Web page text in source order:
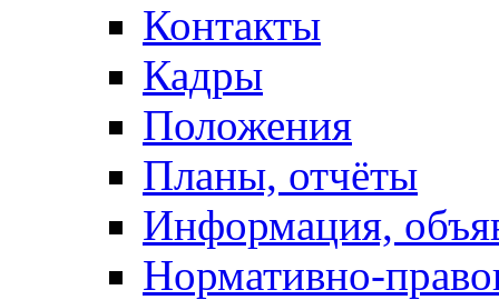
Контакты
Кадры
Положения
Планы, отчёты
Информация,
Нормативно-